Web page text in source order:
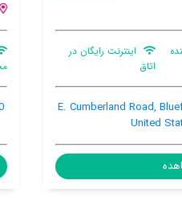
پارکینگ
ماشین
اینترنت
3350 Big Laurel Highway ,
United